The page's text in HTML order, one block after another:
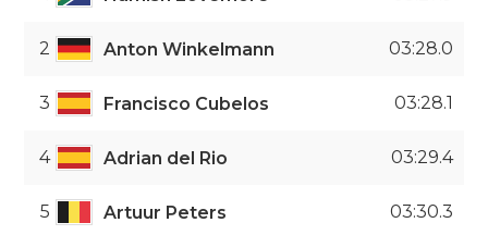
2 Anton Winkelmann 03:28.0
3 Francisco Cubelos 03:28.1
4 Adrian del Rio 03:29.4
5 Artuur Peters 03:30.3